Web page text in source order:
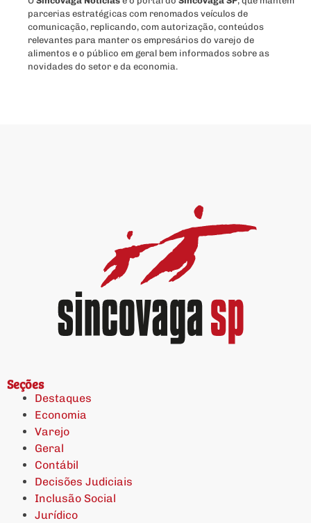
parcerias estratégicas com renomados veículos de
comunicação, replicando, com autorização, conteúdos
relevantes para manter os empresários do varejo de
alimentos e o público em geral bem informados sobre as
novidades do setor e da economia.
Seções
Destaques
Economia
Varejo
Geral
Contábil
Decisões Judiciais
Inclusão Social
Jurídico